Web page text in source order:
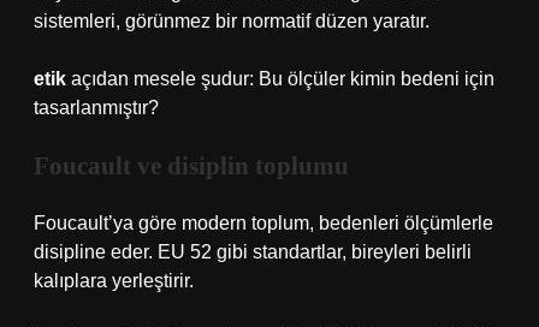
sistemleri, görünmez bir normatif düzen yaratır.
etik açıdan mesele şudur: Bu ölçüler kimin bedeni için
tasarlanmıştır?
Foucault ve disiplin toplumu
Foucault’ya göre modern toplum, bedenleri ölçümlerle
disipline eder. EU 52 gibi standartlar, bireyleri belirli
kalıplara yerleştirir.